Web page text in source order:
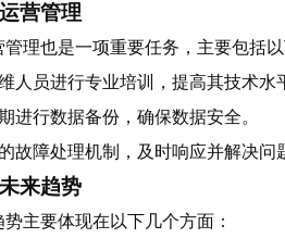
营管理
理也是一项重要任务，主要包括以
人员进行专业培训，提高其技术水
进行数据备份，确保数据安全。
故障处理机制，及时响应并解决问
来趋势
主要体现在以下几个方面：